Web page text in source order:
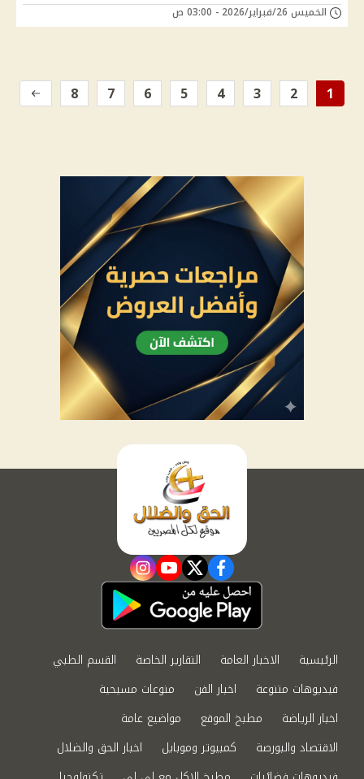
الخميس 26/فبراير/2026 - 03:00 ص
1
2
3
4
5
6
7
8
facebook
twitter
youtube
instagram
الرئيسية الاخبار العامة التقارير الخاصة
القسم الطبي
فيديوهات متنوعة
اخبار الفن
منوعات مسيحية
اخبار الرياضة
مطبخ الموقع
مواضيع عامة
الاقتصاد والبورصة
كمبيوتر وموبايل
اخبار الحق والضلال